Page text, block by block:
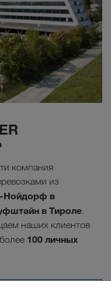
компания
из
Нойдорф в
в Тироле.
наших клиентов
100 личных